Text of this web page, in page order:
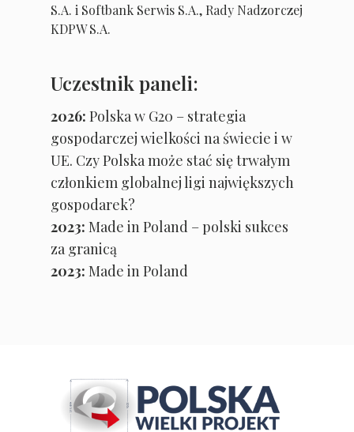
S.A. i Softbank Serwis S.A., Rady Nadzorczej
KDPW S.A.
Uczestnik paneli:
2026: Polska w G20 – strategia
gospodarczej wielkości na świecie i w
UE. Czy Polska może stać się trwałym
członkiem globalnej ligi największych
gospodarek?
2023: Made in Poland – polski sukces
za granicą
2023: Made in Poland